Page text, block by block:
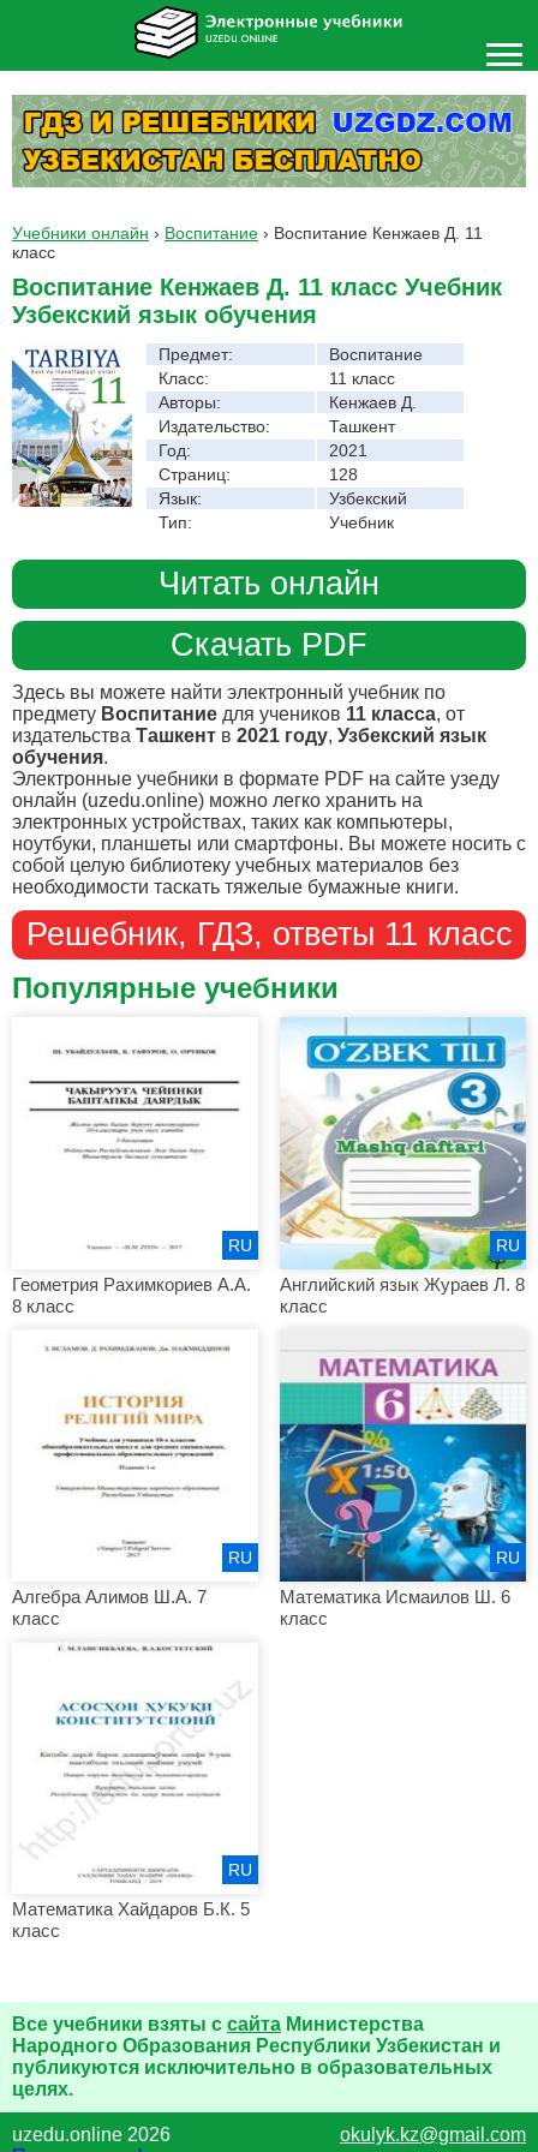
Учебники онлайн › Воспитание › Воспитание Кенжаев Д. 11
класс
Воспитание Кенжаев Д. 11 класс Учебник
Узбекский язык обучения
Предмет:
Воспитание
Класс:
11 класс
Авторы:
Кенжаев Д.
Издательство:
Ташкент
Год:
2021
Страниц:
128
Язык:
Узбекский
Тип:
Учебник
Читать онлайн
Скачать PDF
Здесь вы можете найти электронный учебник по
предмету Воспитание для учеников 11 класса, от
издательства Ташкент в 2021 году, Узбекский язык
обучения.
Электронные учебники в формате PDF на сайте узеду
онлайн (uzedu.online) можно легко хранить на
электронных устройствах, таких как компьютеры,
ноутбуки, планшеты или смартфоны. Вы можете носить с
собой целую библиотеку учебных материалов без
необходимости таскать тяжелые бумажные книги.
Решебник, ГДЗ, ответы 11 класс
Популярные учебники
Геометрия Рахимкориев А.А.
8 класс
RU
Английский язык Жураев Л. 8
класс
RU
Алгебра Алимов Ш.А. 7
класс
RU
Математика Исмаилов Ш. 6
класс
RU
Математика Хайдаров Б.К. 5
класс
RU
Все учебники взяты с сайта Министерства
Народного Образования Республики Узбекистан и
публикуются исключительно в образовательных
целях.
uzedu.online 2026
okulyk.kz@gmail.com